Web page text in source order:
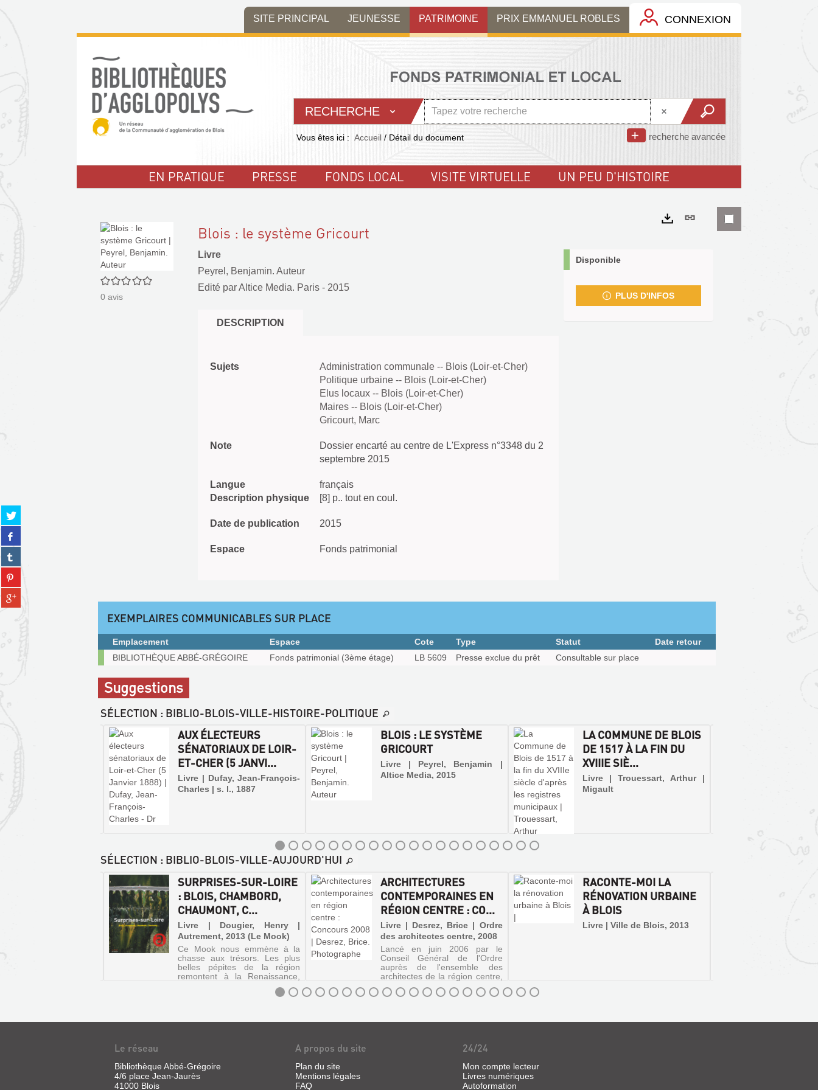
menu
contenu
la
SITE PRINCIPAL JEUNESSE PATRIMOINE PRIX EMMANUEL ROBLES CONNEXION
RECHERCHE
recherche avancée
Vous êtes ici : Accueil / Détail du document
EN PRATIQUE PRESSE FONDS LOCAL VISITE VIRTUELLE UN PEU D'HISTOIRE
Partager
sur
twitter
(Nouvelle
fenêtre)
Partager
sur
facebook
(Nouvelle
fenêtre)
Partager
sur
tumblr
(Nouvelle
fenêtre)
Partager
sur
pinterest
(Nouvelle
Partager
sur
0/5
0 avis
Blois : le système Gricourt
Livre
Peyrel, Benjamin. Auteur
Edité parAltice Media. Paris - 2015
DESCRIPTION
Sujets
Administration communale -- Blois (Loir-et-Cher)
Politique urbaine -- Blois (Loir-et-Cher)
Elus locaux -- Blois (Loir-et-Cher)
Maires -- Blois (Loir-et-Cher)
Gricourt, Marc
Note
Dossier encarté au centre de L'Express n°3348 du 2
septembre 2015
Langue
français
Description physique
[8] p.. tout en coul.
Date de publication 2015
Espace Fonds patrimonial
Lien
Disponible
PLUS D'INFOS
EXEMPLAIRES COMMUNICABLES SUR PLACE
Exemplaires
communicables
sur
place
Emplacement Espace Cote Type Statut
Date retour
BIBLIOTHÈQUE ABBÉ-GRÉGOIRE
Fonds patrimonial (3ème étage) LB 5609 Presse exclue du prêt Consultable sur place
Suggestions
SÉLECTION : BIBLIO-BLOIS-VILLE-HISTOIRE-POLITIQUE
BLOIS : LE SYSTÈME
GRICOURT
Livre | Peyrel, Benjamin |
Altice Media, 2015
LA COMMUNE DE BLOIS
DE 1517 À LA FIN DU
XVIIIE SIÈ...
Livre | Trouessart, Arthur |
Migault
AUX ÉLECTEURS
SÉNATORIAUX DE LOIR-
ET-CHER (5 JANVI...
Livre | Dufay, Jean-François-
Charles | s. l., 1887
BLOIS
Livre
Peyrel,
Altice
SÉLECTION : BIBLIO-BLOIS-VILLE-AUJOURD'HUI
ARCHITECTURES
CONTEMPORAINES EN
RÉGION CENTRE : CO...
Livre | Desrez, Brice | Ordre
des architectes centre, 2008
Lancé en juin 2006 par le
Conseil Général de l'Ordre
auprès de l'ensemble des
architectes de la région centre,
le concours "Architectures
contemporaines en région
réalisées a...
RACONTE-MOI LA
RÉNOVATION URBAINE
À BLOIS
Livre | Ville de Blois, 2013
SURPRISES-SUR-LOIRE
: BLOIS, CHAMBORD,
CHAUMONT, C...
Livre | Dougier, Henry |
Autrement, 2013 (Le Mook)
Ce Mook nous emmène à la
chasse aux trésors. Les plus
belles pépites de la région
remontent à la Renaissance,
mais loin d'être figées dans
leurs somptueuses montures,
présents. A ...
Le réseau
Bibliothèque Abbé-Grégoire
4/6 place Jean-Jaurès
41000 Blois
A propos du site
Plan du site
Mentions légales
FAQ
24/24
Mon compte lecteur
Livres numériques
Autoformation